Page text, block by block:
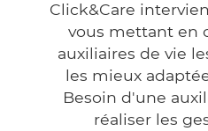
Click&Care
vous mettant en
auxiliaires de vie
les mieux
Besoin d'une
réaliser les